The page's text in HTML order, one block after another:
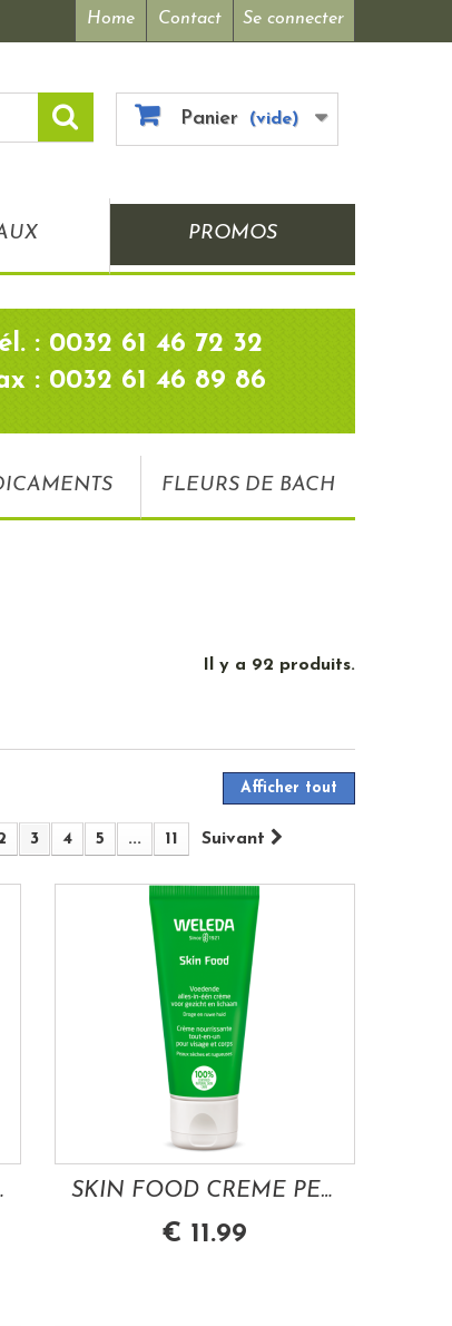
Se connecter
Home Contact
Panier (vide)
PROMOS
: 0032 61 46 72 32
: 0032 61 46 89 86
FLEURS DE BACH
Il y a 92 produits.
Afficher tout
3 4 5 ... 11 Suivant
LOCAL... SKIN FOOD CREME PEAUX SECHES TUBE 75ML WELEDA
€ 11.99